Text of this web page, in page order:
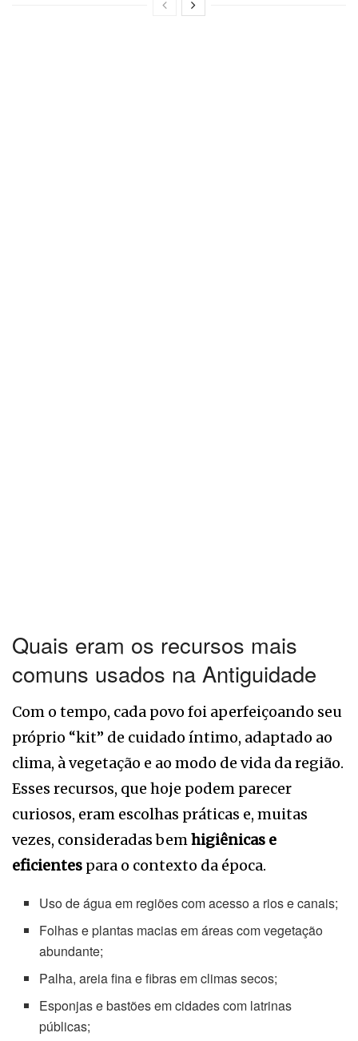
Quais eram os recursos mais
comuns usados na Antiguidade
Com o tempo, cada povo foi aperfeiçoando seu
próprio “kit” de cuidado íntimo, adaptado ao
clima, à vegetação e ao modo de vida da região.
Esses recursos, que hoje podem parecer
curiosos, eram escolhas práticas e, muitas
vezes, consideradas bemhigiênicas e
eficientes para o contexto da época.
Uso de água em regiões com acesso a rios e canais;
Folhas e plantas macias em áreas com vegetação
abundante;
Palha, areia fina e fibras em climas secos;
Esponjas e bastões em cidades com latrinas
públicas;